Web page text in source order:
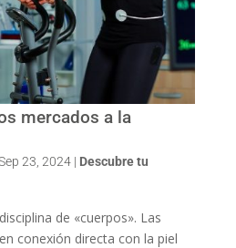
mercados a la
23, 2024| Descubre tu
de «cuerpos». Las
conexión directa con la piel